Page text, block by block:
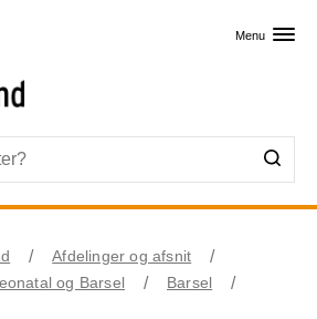
Menu
Afdelinger og afsnit
og Barsel
Barsel